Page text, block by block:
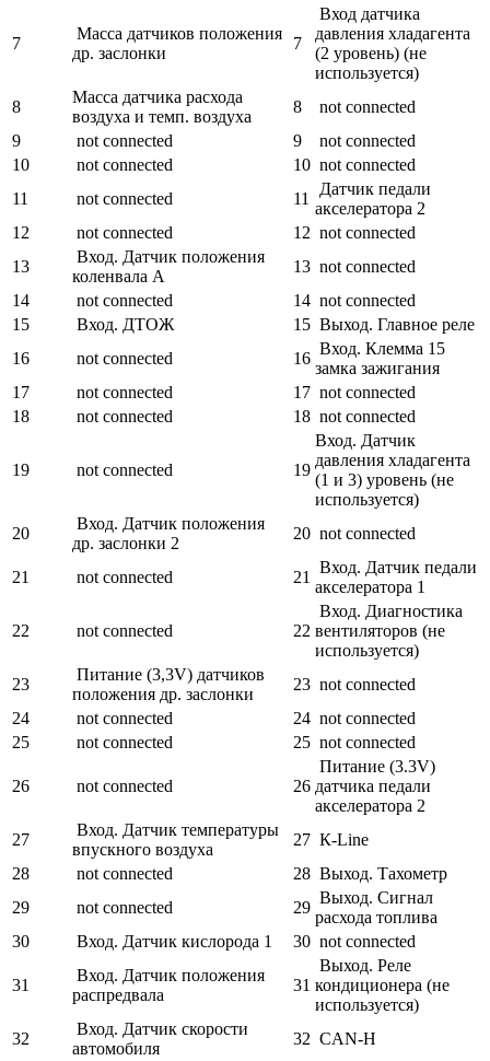
7
Масса датчиков положения
др. заслонки
7
Вход датчика
давления хладагента
(2 уровень) (не
используется)
8
Масса датчика расхода
воздуха и темп. воздуха
8
not connected
9
not connected 9
not connected
10
not connected 10 not connected
11
not connected 11
Датчик педали
акселератора 2
12
not connected 12 not connected
13
Вход. Датчик положения
коленвала А
13 not connected
14
not connected 14 not connected
15
Вход. ДТОЖ 15 Выход. Главное реле
16
not connected 16
Вход. Клемма 15
замка зажигания
17
not connected 17 not connected
18
not connected 18 not connected
19 not connected 19
Вход. Датчик
давления хладагента
(1 и 3) уровень (не
используется)
20
Вход. Датчик положения
др. заслонки 2
20 not connected
21 not connected 21
Вход. Датчик педали
акселератора 1
22 not connected 22
Вход. Диагностика
вентиляторов (не
используется)
23
Питание (3,3V) датчиков
положения др. заслонки
23 not connected
24
not connected 24 not connected
25
not connected 25 not connected
26 not connected 26
Питание (3.3V)
датчика педали
акселератора 2
27
Вход. Датчик температуры
впускного воздуха
27 К‑Line
28
not connected 28 Выход. Тахометр
29
not connected 29
Выход. Сигнал
расхода топлива
30
Вход. Датчик кислорода 1 30 not connected
31
Вход. Датчик положения
распредвала
31
Выход. Реле
кондиционера (не
используется)
32
Вход. Датчик скорости
автомобиля
32 CAN‑H